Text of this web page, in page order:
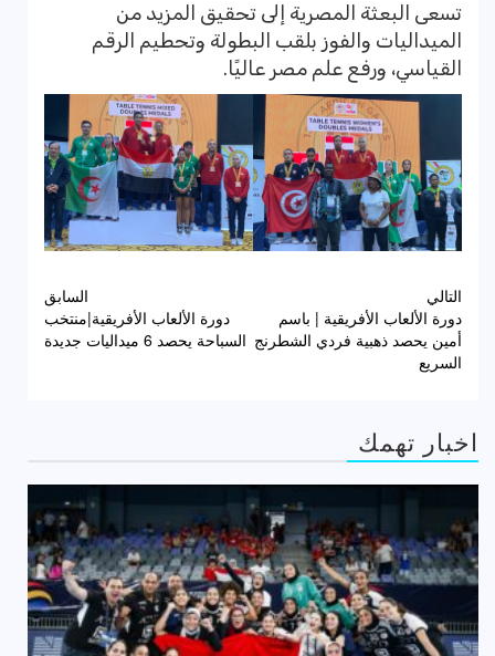
تسعى البعثة المصرية إلى تحقيق المزيد من
الميداليات والفوز بلقب البطولة وتحطيم الرقم
القياسي، ورفع علم مصر عاليًا.
تصفّح
المقالات
السابق
دورة الألعاب الأفريقية|منتخب
السباحة يحصد 6 ميداليات جديدة
التالي
دورة الألعاب الأفريقية | باسم
أمين يحصد ذهبية فردي الشطرنج
السريع
اخبار تهمك